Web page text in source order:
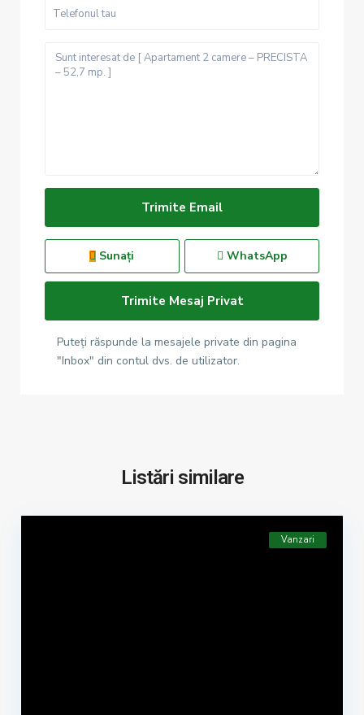
Sunați WhatsApp
Puteți răspunde la mesajele private din pagina
"Inbox" din contul dvs. de utilizator.
Listări similare
Vanzari